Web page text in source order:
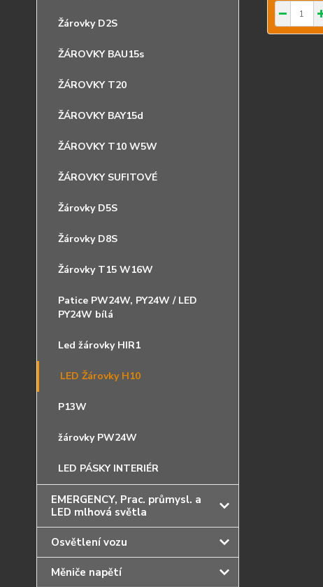
Žárovky D2S
ŽÁROVKY BAU15s
ŽÁROVKY T20
ŽÁROVKY BAY15d
ŽÁROVKY T10 W5W
ŽÁROVKY SUFITOVÉ
Žárovky D5S
Žárovky D8S
Žárovky T15 W16W
Patice PW24W, PY24W / LED
PY24W bílá
Led žárovky HIR1
LED Žárovky H10
P13W
žárovky PW24W
LED PÁSKY INTERIÉR
EMERGENCY, Prac. průmysl. a
LED mlhová světla
Osvětlení vozu
Měniče napětí